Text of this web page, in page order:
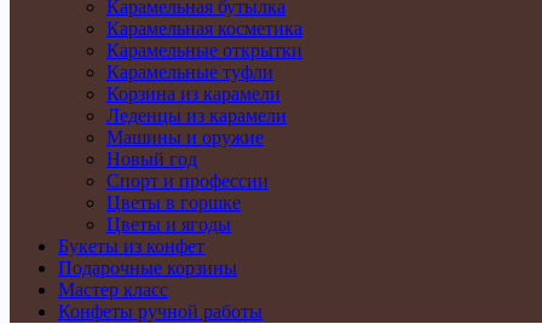
Карамельная бутылка
Карамельная косметика
Карамельные открытки
Карамельные туфли
Корзина из карамели
Леденцы из карамели
Машины и оружие
Новый год
Спорт и профессии
Цветы в горшке
Цветы и ягоды
Букеты из конфет
Подарочные корзины
Мастер класс
Конфеты ручной работы